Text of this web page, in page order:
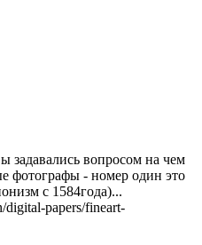
задавались вопросом на чем
фотографы - номер один это
с 1584года)...
digital-papers/fineart-